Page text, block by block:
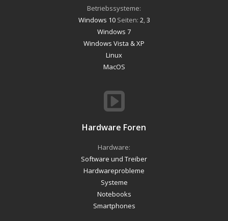
Betriebssysteme:
Windows 10Seiten: 2 3
Windows 7
Windows Vista & XP
Linux
MacOS
Hardware Foren
Hardware:
Software und Treiber
Hardwareprobleme
Systeme
Notebooks
Smartphones